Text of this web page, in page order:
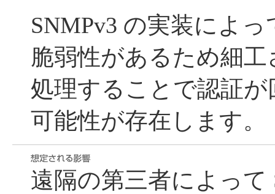
SNMPv3 の実装によ
脆弱性があるため細
処理することで認証
可能性が存在します。
遠隔の第三者によって